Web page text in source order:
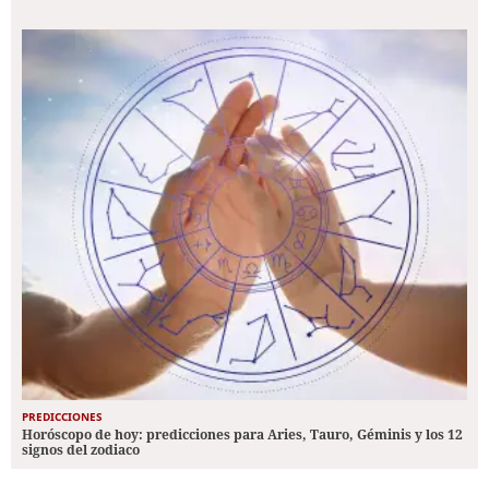
PREDICCIONES
Horóscopo de hoy: predicciones para Aries, Tauro, Géminis y los 12
signos del zodiaco